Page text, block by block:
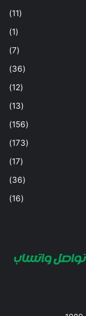
(11)
(1)
(7)
(36)
(12)
(13)
(156)
(173)
(17)
(36)
(16)